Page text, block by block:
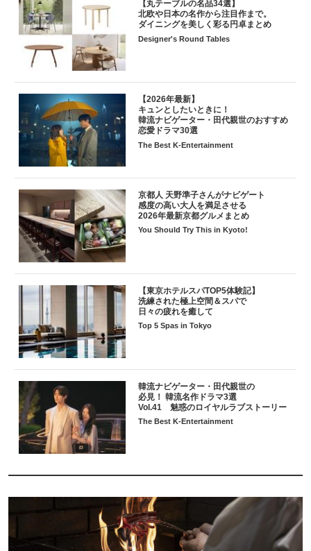
【丸テーブルの名品34選】
北欧や日本の名作から注目作まで。
ダイニングを美しく彩る円卓まとめ
Designer's Round Tables
【2026年最新】
キュンとしたいときに！
韓流ナビゲーター・田代親世のおすすめ
恋愛ドラマ30選
The Best K-Entertainment
京都人 天野準子さんがナビゲート
感度の高い大人を満足させる
2026年最新京都グルメまとめ
You Should Try This in Kyoto!
【東京ホテルスパTOP5体験記】
洗練された極上空間＆スパで
日々の疲れを癒して
Top 5 Spas in Tokyo
韓流ナビゲーター・田代親世の
必見！ 韓流名作ドラマ3選
Vol.41 魅惑のロイヤルラブストーリー
The Best K-Entertainment